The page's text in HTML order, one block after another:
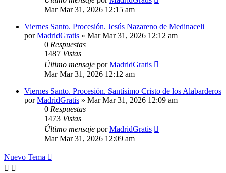
Mar Mar 31, 2026 12:15 am
Viernes Santo. Procesión. Jesús Nazareno de Medinaceli
porMadridGratis » Mar Mar 31, 2026 12:12 am
0 Respuestas
1487 Vistas
Último mensaje porMadridGratis
Mar Mar 31, 2026 12:12 am
Viernes Santo. Procesión. Santísimo Cristo de los Alabarderos
porMadridGratis » Mar Mar 31, 2026 12:09 am
0 Respuestas
1473 Vistas
Último mensaje porMadridGratis
Mar Mar 31, 2026 12:09 am
Nuevo Tema